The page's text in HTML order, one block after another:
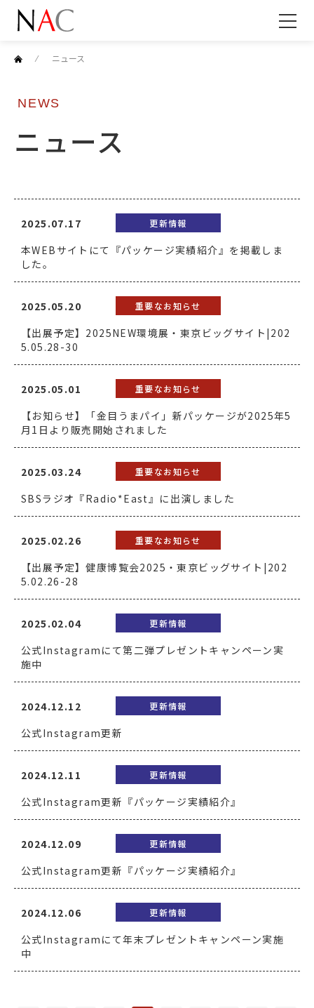
⁄ ニュース
NEWS
ニュース
2025.07.17 更新情報
本WEBサイトにて『パッケージ実績紹介』を掲載しま
した。
2025.05.20 重要なお知らせ
【出展予定】2025NEW環境展・東京ビッグサイト|202
5.05.28-30
2025.05.01 重要なお知らせ
【お知らせ】「金目うまパイ」新パッケージが2025年5
月1日より販売開始されました
2025.03.24 重要なお知らせ
SBSラジオ『Radio*East』に出演しました
2025.02.26 重要なお知らせ
【出展予定】健康博覧会2025・東京ビッグサイト|202
5.02.26-28
2025.02.04 更新情報
公式Instagramにて第二弾プレゼントキャンペーン実
施中
2024.12.12 更新情報
公式Instagram更新
2024.12.11 更新情報
公式Instagram更新『パッケージ実績紹介』
2024.12.09 更新情報
公式Instagram更新『パッケージ実績紹介』
2024.12.06 更新情報
公式Instagramにて年末プレゼントキャンペーン実施
中